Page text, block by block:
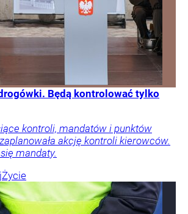
Będą kontrolować tylko
kontroli, mandatów i punktów
akcję kontroli kierowców.
mandaty.
Życie